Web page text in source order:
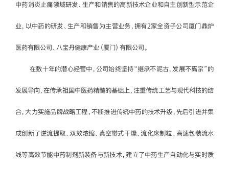
中药消炎止痛领域研发、生产和销售的高新技术企业和自主创新型示范企
业，以中药的研发、生产和销售为主营业务，拥有2家全资子公司厦门鼎炉
医药有限公司、八宝丹健康产业（厦门）有限公司。
在数十年的潜心经营中，公司始终坚持“继承不泥古，发展不离宗”的
发展导向，在传承祖国中医药精髓的基础上，注重传统工艺与现代科技的结
合，大力实施品牌战略工程，不断推进传统中药的技术升级，先后引进并集
成创新了逆流提取、双效浓缩、真空带式干燥、流化床制粒、高速包装流水
线等高效节能中药制剂新装备与新技术，建立了中药生产自动化与实时质